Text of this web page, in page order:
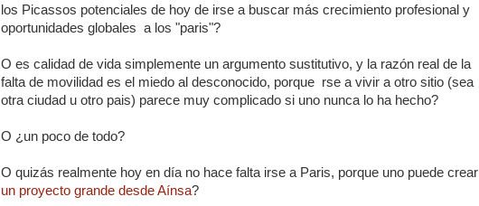
los Picassos potenciales de hoy de irse a buscar más crecimiento profesional y
oportunidades globales a los "paris"?
O es calidad de vida simplemente un argumento sustitutivo, y la razón real de la
falta de movilidad es el miedo al desconocido, porque rse a vivir a otro sitio (sea
otra ciudad u otro pais) parece muy complicado si uno nunca lo ha hecho?
O ¿un poco de todo?
O quizás realmente hoy en día no hace falta irse a Paris, porque uno puede crear
un proyecto grande desde Aínsa?